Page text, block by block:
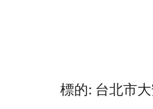
標的: 台北市